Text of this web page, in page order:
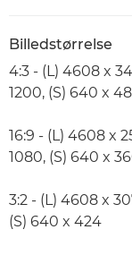
Billedstørrelse
4:3 - (L) 4608 x
1200, (S) 640 x
16:9 - (L) 4608 x
1080, (S) 640 x
3:2 - (L) 4608 x
(S) 640 x 424